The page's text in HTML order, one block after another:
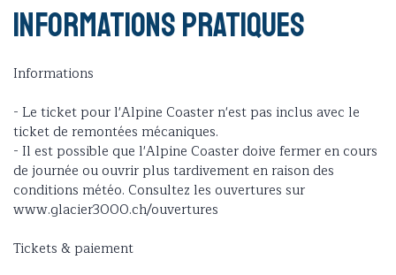
Informations pratiques
Informations
- Le ticket pour l'Alpine Coaster n'est pas inclus avec le
ticket de remontées mécaniques.
- Il est possible que l'Alpine Coaster doive fermer en cours
de journée ou ouvrir plus tardivement en raison des
conditions météo. Consultez les ouvertures sur
www.glacier3000.ch/ouvertures
Tickets & paiement